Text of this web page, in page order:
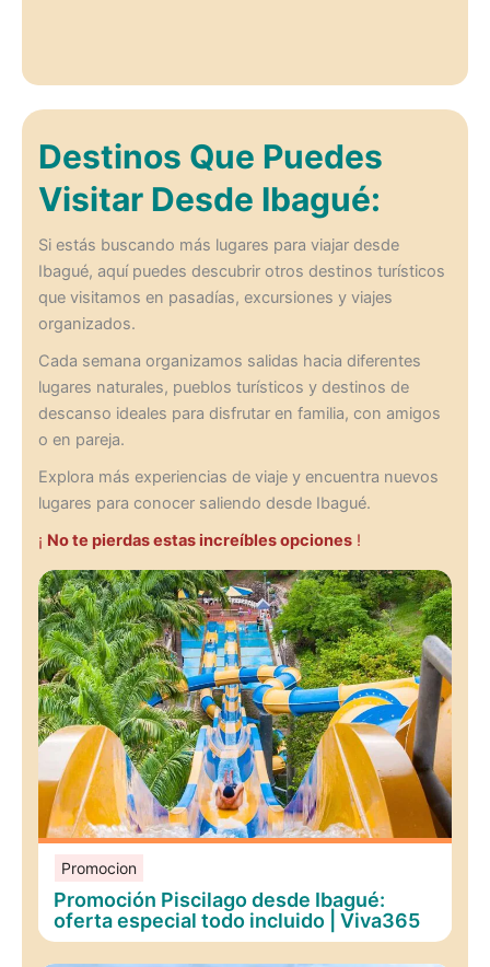
Destinos Que Puedes
Visitar Desde Ibagué:
Si estás buscando más lugares para viajar desde
Ibagué, aquí puedes descubrir otros destinos turísticos
que visitamos en pasadías, excursiones y viajes
organizados.
Cada semana organizamos salidas hacia diferentes
lugares naturales, pueblos turísticos y destinos de
descanso ideales para disfrutar en familia, con amigos
o en pareja.
Explora más experiencias de viaje y encuentra nuevos
lugares para conocer saliendo desde Ibagué.
¡ No te pierdas estas increíbles opciones!
Promocion
Promoción Piscilago desde Ibagué:
oferta especial todo incluido | Viva365